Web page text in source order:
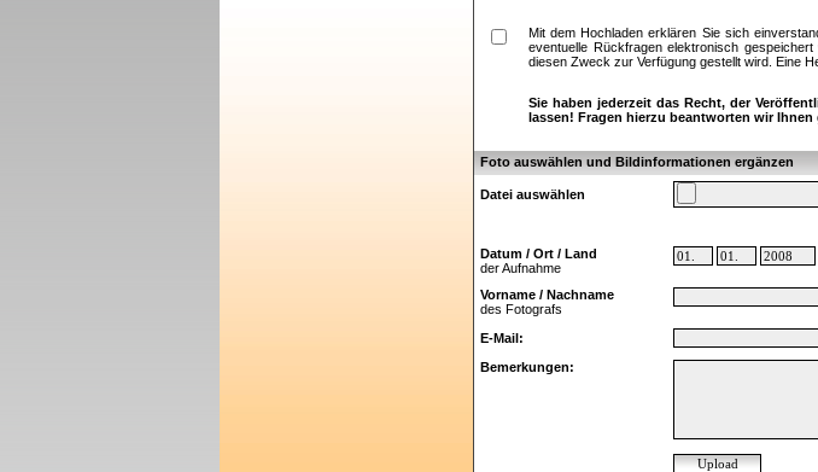
Mit dem Hochladen erklären Sie sich
eventuelle Rückfragen elektronisch
diesen Zweck zur Verfügung gestellt wird. Eine
Sie haben jederzeit das Recht, der
lassen! Fragen hierzu beantworten wir Ihnen
Foto auswählen und Bildinformationen ergänzen
Datei auswählen
Datum / Ort / Land
der Aufnahme
Vorname / Nachname
des Fotografs
E-Mail:
Bemerkungen: